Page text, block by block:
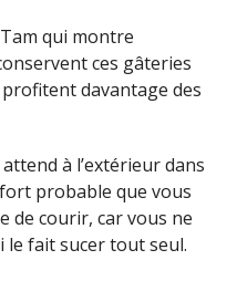
qui montre
ces gâteries
davantage des
à l’extérieur dans
probable que vous
de courir, car vous ne
le fait sucer tout seul.